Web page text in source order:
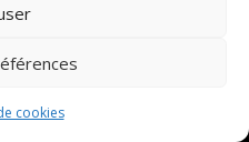
cookies